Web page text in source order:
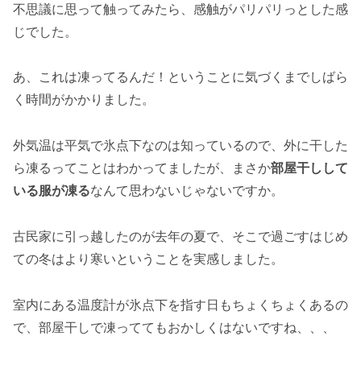
不思議に思って触ってみたら、感触がパリパリっとした感
じでした。
あ、これは凍ってるんだ！ということに気づくまでしばら
く時間がかかりました。
外気温は平気で氷点下なのは知っているので、外に干した
ら凍るってことはわかってましたが、まさか部屋干しして
いる服が凍るなんて思わないじゃないですか。
古民家に引っ越したのが去年の夏で、そこで過ごすはじめ
ての冬はより寒いということを実感しました。
室内にある温度計が氷点下を指す日もちょくちょくあるの
で、部屋干しで凍っててもおかしくはないですね、、、